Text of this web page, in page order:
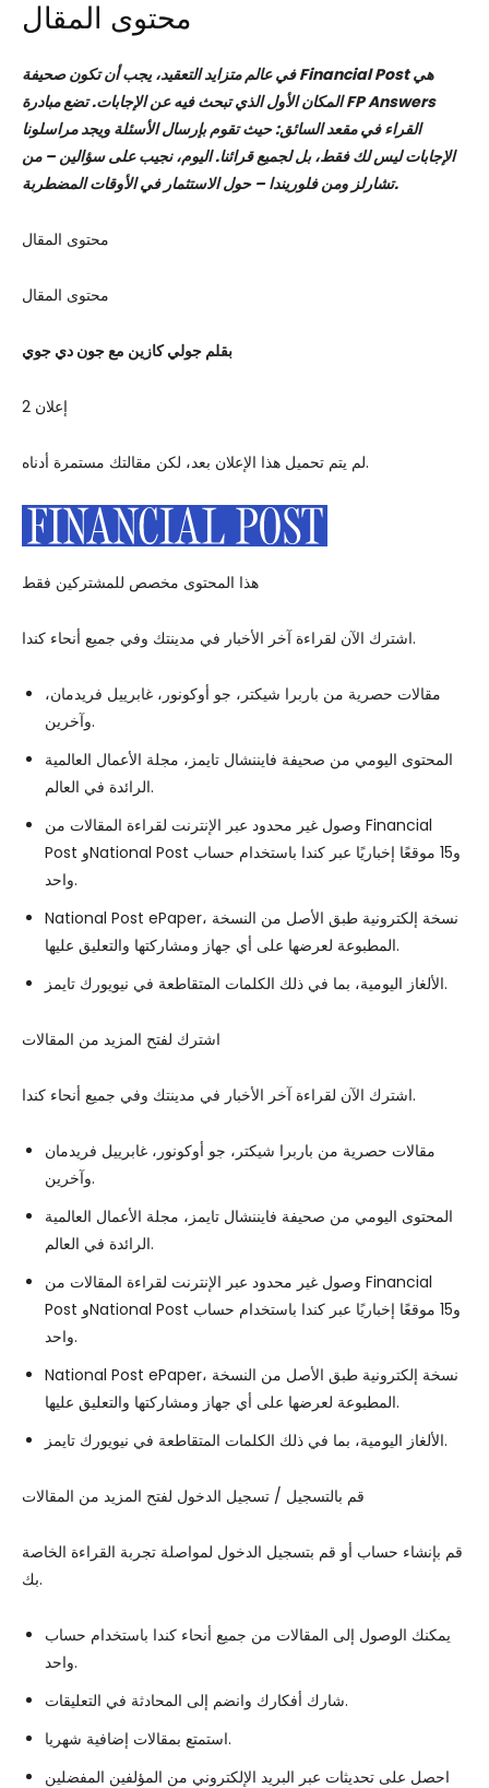
محتوى المقال
في عالم متزايد التعقيد، يجب أن تكون صحيفة Financial Post هي
المكان الأول الذي تبحث فيه عن الإجابات. تضع مبادرة FP Answers
القراء في مقعد السائق: حيث تقوم بإرسال الأسئلة ويجد مراسلونا
الإجابات ليس لك فقط، بل لجميع قرائنا. اليوم، نجيب على سؤالين – من
تشارلز ومن فلوريندا – حول الاستثمار في الأوقات المضطربة.
محتوى المقال
محتوى المقال
بقلم جولي كازين مع جون دي جوي
إعلان 2
لم يتم تحميل هذا الإعلان بعد، لكن مقالتك مستمرة أدناه.
هذا المحتوى مخصص للمشتركين فقط
اشترك الآن لقراءة آخر الأخبار في مدينتك وفي جميع أنحاء كندا.
مقالات حصرية من باربرا شيكتر، جو أوكونور، غابرييل فريدمان،
وآخرين.
المحتوى اليومي من صحيفة فايننشال تايمز، مجلة الأعمال العالمية
الرائدة في العالم.
وصول غير محدود عبر الإنترنت لقراءة المقالات من Financial
Post وNational Post و15 موقعًا إخباريًا عبر كندا باستخدام حساب
واحد.
National Post ePaper، نسخة إلكترونية طبق الأصل من النسخة
المطبوعة لعرضها على أي جهاز ومشاركتها والتعليق عليها.
الألغاز اليومية، بما في ذلك الكلمات المتقاطعة في نيويورك تايمز.
اشترك لفتح المزيد من المقالات
اشترك الآن لقراءة آخر الأخبار في مدينتك وفي جميع أنحاء كندا.
مقالات حصرية من باربرا شيكتر، جو أوكونور، غابرييل فريدمان
وآخرين.
المحتوى اليومي من صحيفة فايننشال تايمز، مجلة الأعمال العالمية
الرائدة في العالم.
وصول غير محدود عبر الإنترنت لقراءة المقالات من Financial
Post وNational Post و15 موقعًا إخباريًا عبر كندا باستخدام حساب
واحد.
National Post ePaper، نسخة إلكترونية طبق الأصل من النسخة
المطبوعة لعرضها على أي جهاز ومشاركتها والتعليق عليها.
الألغاز اليومية، بما في ذلك الكلمات المتقاطعة في نيويورك تايمز.
قم بالتسجيل / تسجيل الدخول لفتح المزيد من المقالات
قم بإنشاء حساب أو قم بتسجيل الدخول لمواصلة تجربة القراءة الخاصة
بك.
يمكنك الوصول إلى المقالات من جميع أنحاء كندا باستخدام حساب
واحد.
شارك أفكارك وانضم إلى المحادثة في التعليقات.
استمتع بمقالات إضافية شهريا.
احصل على تحديثات عبر البريد الإلكتروني من المؤلفين المفضلين